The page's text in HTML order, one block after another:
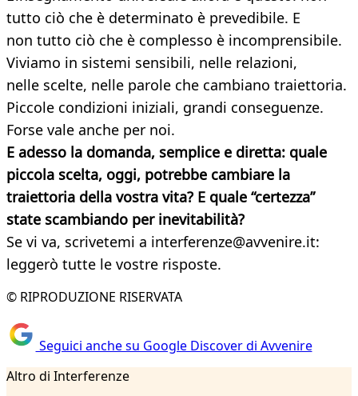
tutto ciò che è determinato è prevedibile. E
non tutto ciò che è complesso è incomprensibile.
Viviamo in sistemi sensibili, nelle relazioni,
nelle scelte, nelle parole che cambiano traiettoria.
Piccole condizioni iniziali, grandi conseguenze.
Forse vale anche per noi.
E adesso la domanda, semplice e diretta: quale
piccola scelta, oggi, potrebbe cambiare la
traiettoria della vostra vita? E quale “certezza”
state scambiando per inevitabilità?
Se vi va, scrivetemi a interferenze@avvenire.it:
leggerò tutte le vostre risposte.
© RIPRODUZIONE RISERVATA
Seguici anche su Google Discover di Avvenire
Altro di Interferenze